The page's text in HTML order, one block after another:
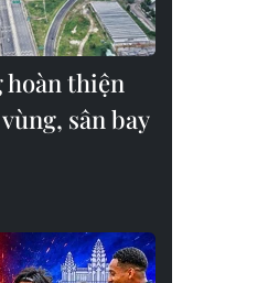
hoàn thiện
sân bay